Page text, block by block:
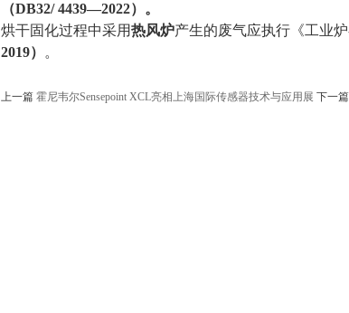
（DB32/ 4439—2022）。
烘干固化过程中采用热风炉产生的废气应执行《工业
2019）
。
上一篇 霍尼韦尔Sensepoint XCL亮相上海国际传感器技术与应用展 下一